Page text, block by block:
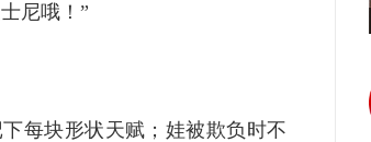
尼哦！”
每块形状天赋；娃被欺负时不